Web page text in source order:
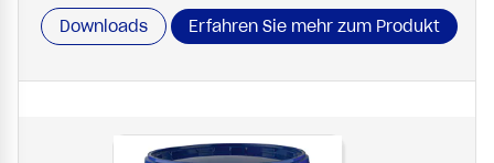
Downloads Erfahren Sie mehr zum Produkt